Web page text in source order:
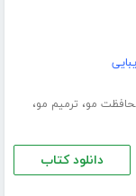
مو، ترمیم مو،
دانلود کتاب